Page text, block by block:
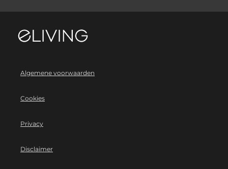
Algemene voorwaarden
Cookies
Privacy
Disclaimer